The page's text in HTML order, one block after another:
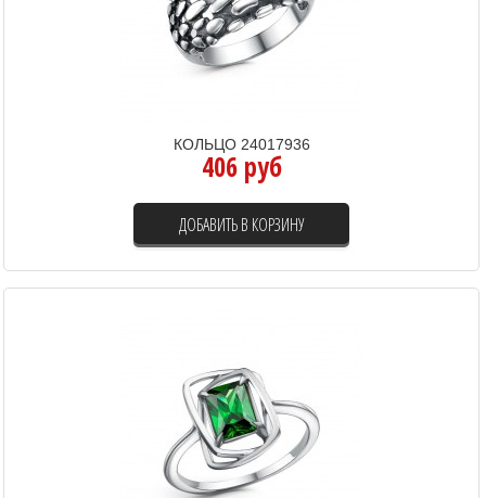
КОЛЬЦО 24017936
406 руб
ДОБАВИТЬ В КОРЗИНУ